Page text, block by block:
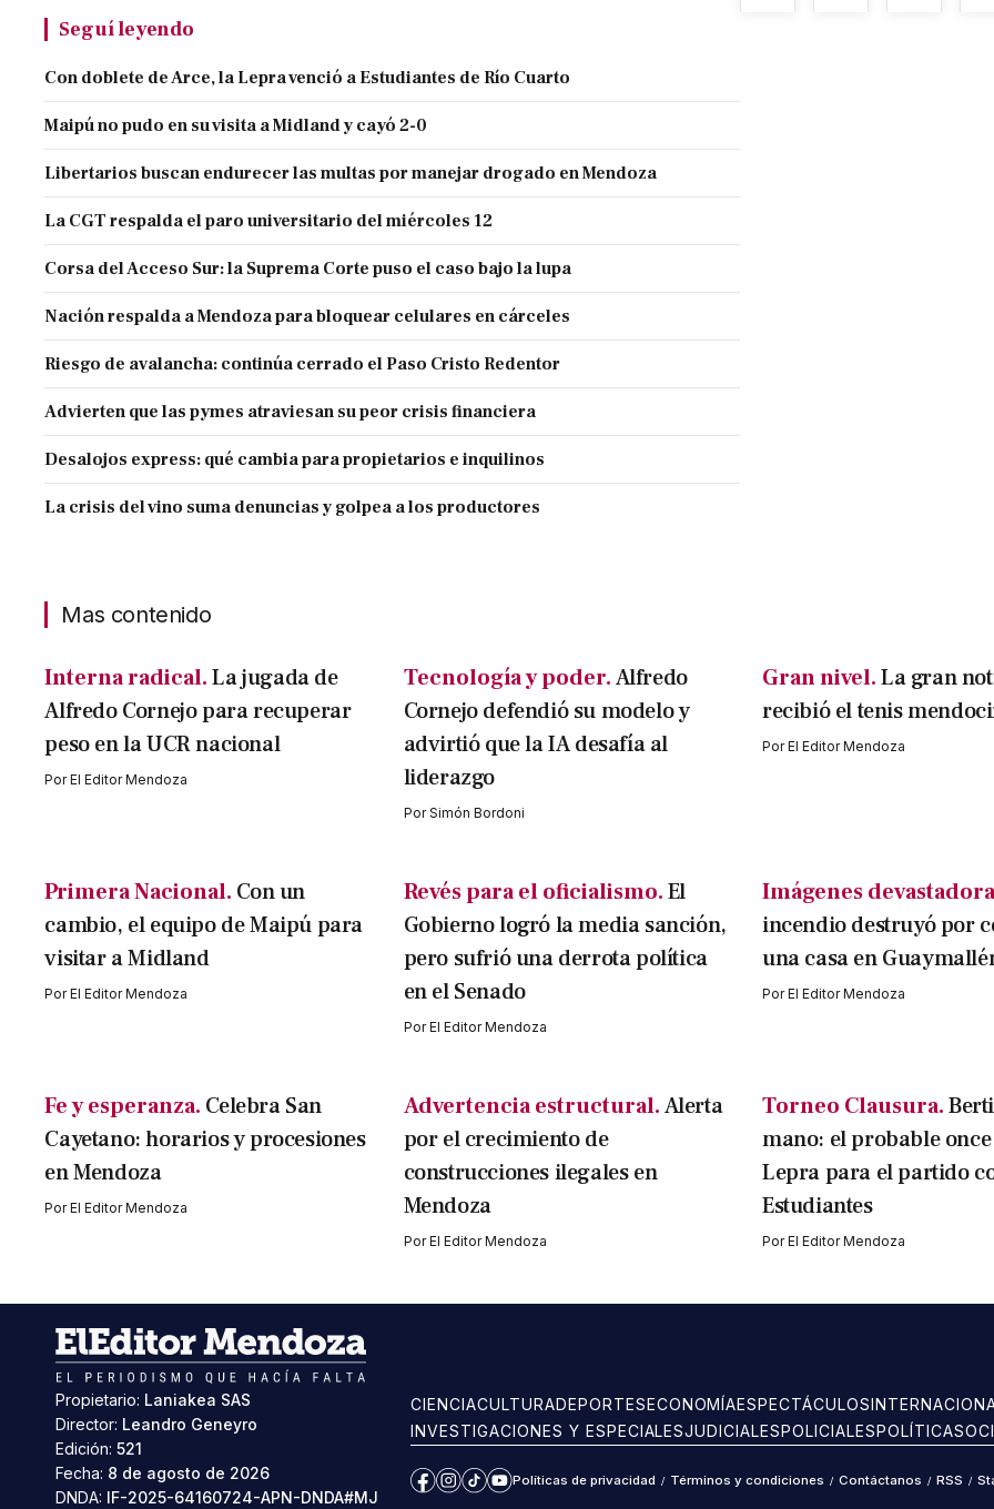
Seguí leyendo
Con doblete de Arce, la Lepra venció a Estudiantes de Río Cuarto
Maipú no pudo en su visita a Midland y cayó 2-0
Libertarios buscan endurecer las multas por manejar drogado en Mendoza
La CGT respalda el paro universitario del miércoles 12
Corsa del Acceso Sur: la Suprema Corte puso el caso bajo la lupa
Nación respalda a Mendoza para bloquear celulares en cárceles
Riesgo de avalancha: continúa cerrado el Paso Cristo Redentor
Advierten que las pymes atraviesan su peor crisis financiera
Desalojos express: qué cambia para propietarios e inquilinos
La crisis del vino suma denuncias y golpea a los productores
Mas contenido
Interna radical. La jugada de
Alfredo Cornejo para recuperar
peso en la UCR nacional
PorEl Editor Mendoza
Tecnología y poder.Alfredo
Cornejo defendió su modelo y
advirtió que la IA desafía al
liderazgo
PorSimón Bordoni
Gran nivel.La gran
recibió el tenis
PorEl Editor Mendoza
Primera Nacional. Con un
cambio, el equipo de Maipú para
visitar a Midland
PorEl Editor Mendoza
Revés para el oficialismo.El
Gobierno logró la media sanción,
pero sufrió una derrota política
en el Senado
PorEl Editor Mendoza
Imágenes
incendio destruyó por
una casa en
PorEl Editor Mendoza
Fe y esperanza. Celebra San
Cayetano: horarios y procesiones
en Mendoza
PorEl Editor Mendoza
Advertencia estructural.Alerta
por el crecimiento de
construcciones ilegales en
Mendoza
PorEl Editor Mendoza
Torneo Clausura.
mano: el probable
Lepra para el partido
Estudiantes
PorEl Editor Mendoza
Propietario: Laniakea SAS
Director: Leandro Geneyro
Edición: 521
Fecha: 8 de agosto de 2026
DNDA: IF-2025-64160724-APN-DNDA#MJ
CIENCIACULTURADEPORTESECONOMÍAESPECTÁCULOS
INVESTIGACIONES Y ESPECIALESJUDICIALESPOLICIALESPOLÍTICA
Facebook
Instagram
TikTokYouTube
Políticas de privacidad / Términos y condiciones / Contáctanos / RSS /